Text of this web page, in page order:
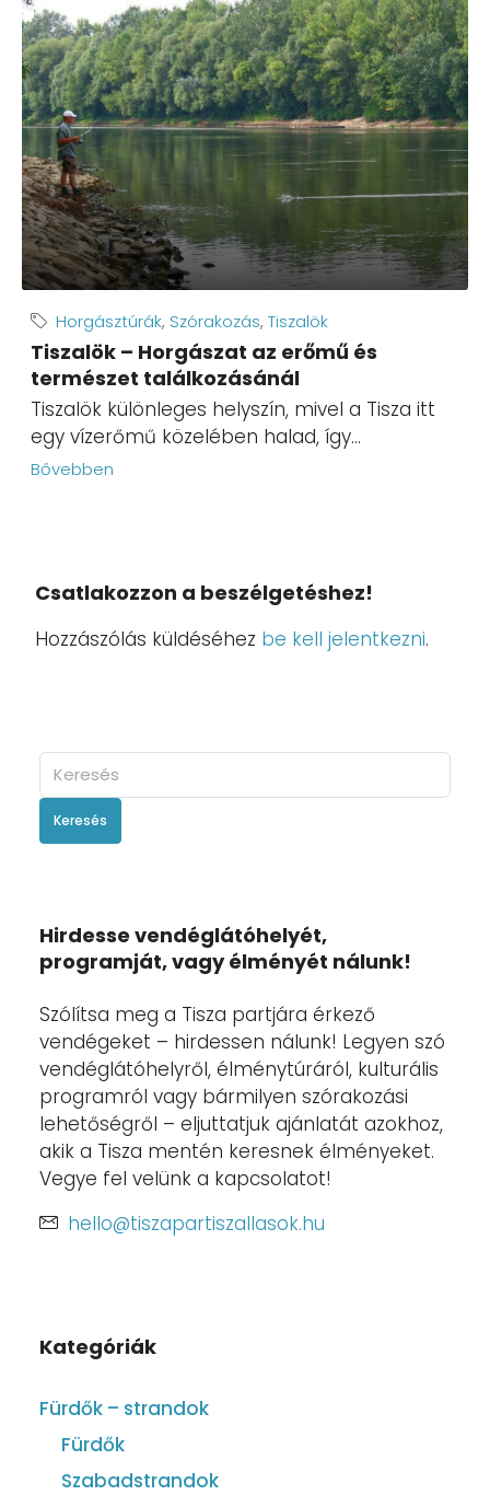
Horgásztúrák, Szórakozás, Tiszalök
Tiszalök – Horgászat az erőmű és
természet találkozásánál
Tiszalök különleges helyszín, mivel a Tisza itt
egy vízerőmű közelében halad, így...
Bővebben
Csatlakozzon a beszélgetéshez!
Hozzászólás küldéséhez be kell jelentkezni.
Keresés
Hirdesse vendéglátóhelyét,
programját, vagy élményét nálunk!
Szólítsa meg a Tisza partjára érkező
vendégeket – hirdessen nálunk! Legyen szó
vendéglátóhelyről, élménytúráról, kulturális
programról vagy bármilyen szórakozási
lehetőségről – eljuttatjuk ajánlatát azokhoz,
akik a Tisza mentén keresnek élményeket.
Vegye fel velünk a kapcsolatot!
hello@tiszapartiszallasok.hu
Kategóriák
Fürdők – strandok
Fürdők
Szabadstrandok